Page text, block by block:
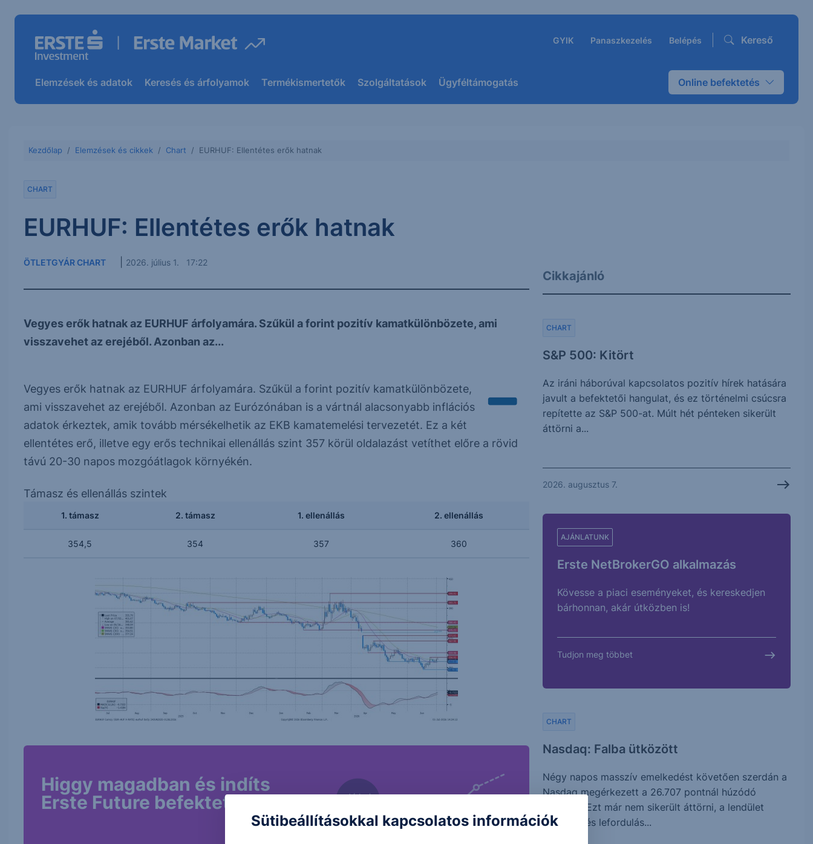
GYIK Panaszkezelés Belépés Kereső
Elemzések és adatok Keresés és árfolyamok Termékismertetők Szolgáltatások Ügyféltámogatás Online befektetés
Kezdőlap Elemzések és cikkek Chart EURHUF: Ellentétes erők hatnak
CHART
EURHUF: Ellentétes erők hatnak
ÖTLETGYÁR CHART 2026. július 1. 17:22
Vegyes erők hatnak az EURHUF árfolyamára. Szűkül a forint pozitív kamatkülönbözete, ami
visszavehet az erejéből. Azonban az...
Vegyes erők hatnak az EURHUF árfolyamára. Szűkül a forint pozitív kamatkülönbözete,
ami visszavehet az erejéből. Azonban az Eurózónában is a vártnál alacsonyabb inflációs
adatok érkeztek, amik tovább mérsékelhetik az EKB kamatemelési tervezetét. Ez a két
ellentétes erő, illetve egy erős technikai ellenállás szint 357 körül oldalazást vetíthet előre a rövid
távú 20-30 napos mozgóátlagok környékén.
Támasz és ellenállás szintek
1. támasz 2. támasz 1. ellenállás 2. ellenállás
354,5 354 357 360
Higgy magadban és indíts
Erste Future befektetést!
Cikkajánló
S&P 500: Kitört
CHART
Az iráni háborúval kapcsolatos pozitív hírek hatására
javult a befektetői hangulat, és ez történelmi csúcsra
repítette az S&P 500-at. Múlt hét pénteken sikerült
áttörni a...
2026. augusztus 7.
AJÁNLATUNK
Erste NetBrokerGO alkalmazás
Kövesse a piaci eseményeket, és kereskedjen
bárhonnan, akár útközben is!
Tudjon meg többet
Nasdaq: Falba ütközött
CHART
Négy napos masszív emelkedést követően szerdán a
Nasdaq megérkezett a 26.707 pontnál húzódó
szinthez. Ezt már nem sikerült áttörni, a lendület
megtört, és lefordulás...
Sütibeállításokkal kapcsolatos információk